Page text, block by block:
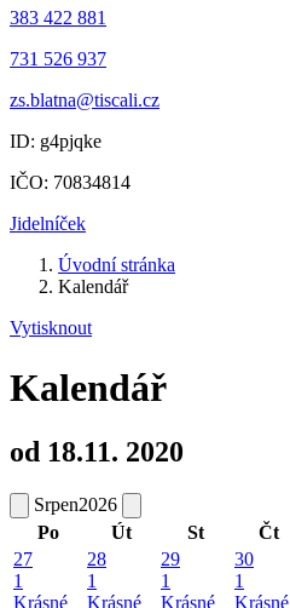
383 422 881
731 526 937
zs.blatna@tiscali.cz
ID: g4pjqke
IČO: 70834814
Jidelníček
Úvodní stránka
Kalendář
Vytisknout
Kalendář
od 18.11. 2020
Srpen2026
Po
Út St Čt
27
1
Krásné
28
1
Krásné
29
1
Krásné
30
1
Krásné